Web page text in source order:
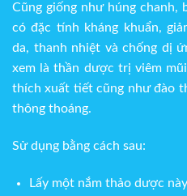
Cũng giống như húng
có đặc tính kháng khuẩn,
da, thanh nhiệt và chống dị
xem là thần dược trị viêm
thích xuất tiết cũng như đào
thông thoáng.
Sử dụng bằng cách sau:
Lấy một nắm thảo dược